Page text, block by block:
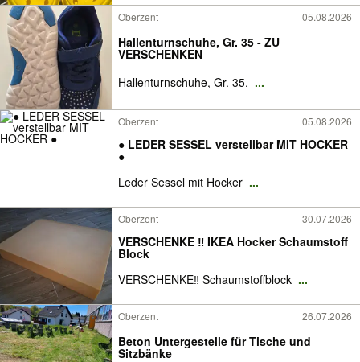
Oberzent 05.08.2026
Hallenturnschuhe, Gr. 35 - ZU
VERSCHENKEN
Hallenturnschuhe, Gr. 35. ...
Oberzent 05.08.2026
● LEDER SESSEL verstellbar MIT HOCKER
●
Leder Sessel mit Hocker ...
Oberzent 30.07.2026
VERSCHENKE ‼️ IKEA Hocker Schaumstoff
Block
VERSCHENKE‼️ Schaumstoffblock ...
Oberzent 26.07.2026
Beton Untergestelle für Tische und
Sitzbänke